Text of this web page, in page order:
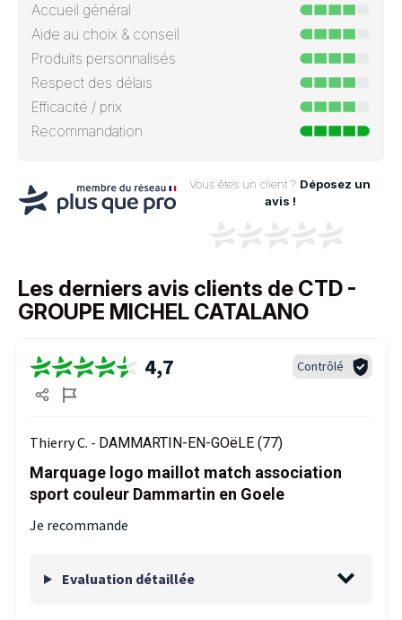
Accueil général
Aide au choix & conseil
Produits personnalisés
Respect des délais
Efficacité / prix
Recommandation
Vous êtes un client ? Déposez un
avis !
Les derniers avis clients de CTD -
GROUPE MICHEL CATALANO
4,7 Contrôlé
Thierry C. - DAMMARTIN-EN-GOëLE (77)
Marquage logo maillot match association
sport couleur Dammartin en Goele
Je recommande
Evaluation détaillée